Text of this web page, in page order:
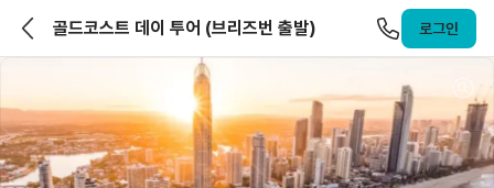
앨라호주 | ELLAHOJU
골드코스트 데이 투어 (브리즈번 출발) 로그인